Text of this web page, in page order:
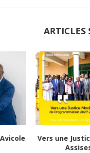
ARTICLES
Vers une